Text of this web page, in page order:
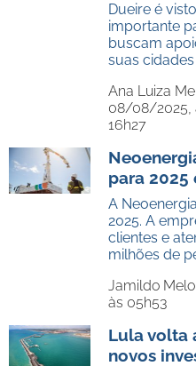
Dueire é
importante
buscam
suas cidades
Ana Luiza
08/08/2025,
16h27
para 2025
A
2025. A
clientes e
milhões de
Jamildo
às 05h53
Lula volta
novos